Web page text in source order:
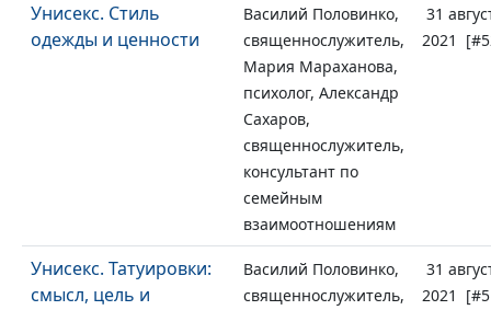
Унисекс. Стиль
одежды и ценности
Василий Половинко,
священнослужитель,
Мария Мараханова,
психолог, Александр
Сахаров,
священнослужитель,
консультант по
семейным
взаимоотношениям
31
2021
Унисекс. Татуировки:
смысл, цель и
Василий Половинко,
священнослужитель,
31
2021